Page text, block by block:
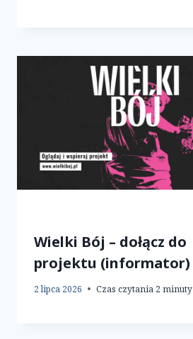
Wielki Bój – dołącz do
projektu (informator)
2 lipca 2026 Czas czytania 2 minuty